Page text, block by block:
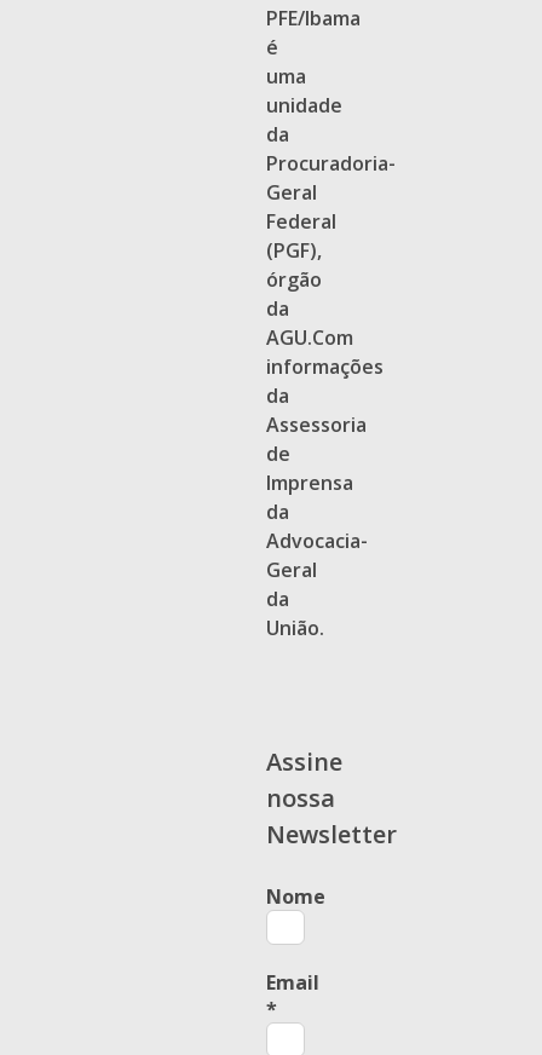
PFE/Ibama
é
uma
unidade
da
Procuradoria-
Geral
Federal
(PGF),
órgão
da
AGU.Com
informações
da
Assessoria
de
Imprensa
da
Advocacia-
Geral
da
União.
Assine
nossa
Newsletter
Nome
Email
*